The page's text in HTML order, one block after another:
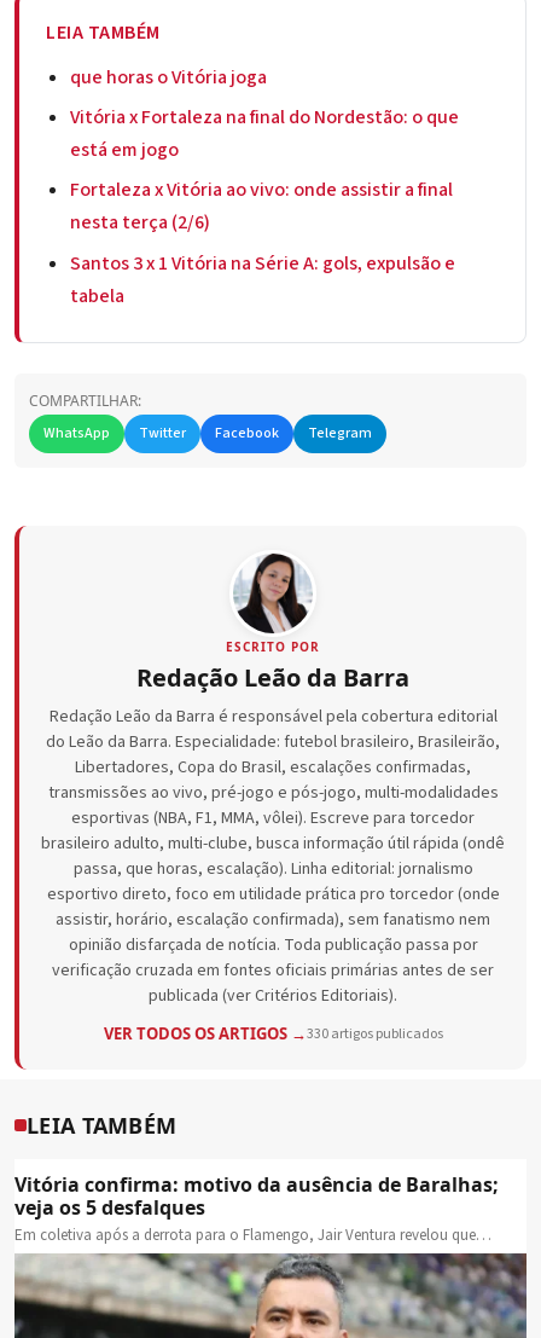
LEIA TAMBÉM
que horas o Vitória joga
Vitória x Fortaleza na final do Nordestão: o que
está em jogo
Fortaleza x Vitória ao vivo: onde assistir a final
nesta terça (2/6)
Santos 3 x 1 Vitória na Série A: gols, expulsão e
tabela
COMPARTILHAR:
WhatsApp
Twitter Facebook Telegram
ESCRITO POR
Redação Leão da Barra
Redação Leão da Barra é responsável pela cobertura editorial
do Leão da Barra. Especialidade: futebol brasileiro, Brasileirão,
Libertadores, Copa do Brasil, escalações confirmadas,
transmissões ao vivo, pré-jogo e pós-jogo, multi-modalidades
esportivas (NBA, F1, MMA, vôlei). Escreve para torcedor
brasileiro adulto, multi-clube, busca informação útil rápida (ondê
passa, que horas, escalação). Linha editorial: jornalismo
esportivo direto, foco em utilidade prática pro torcedor (onde
assistir, horário, escalação confirmada), sem fanatismo nem
opinião disfarçada de notícia. Toda publicação passa por
verificação cruzada em fontes oficiais primárias antes de ser
publicada (ver Critérios Editoriais).
VER TODOS OS ARTIGOS →330 artigos publicados
LEIA TAMBÉM
Vitória confirma: motivo da ausência de Baralhas;
veja os 5 desfalques
Em coletiva após a derrota para o Flamengo, Jair Ventura revelou que…